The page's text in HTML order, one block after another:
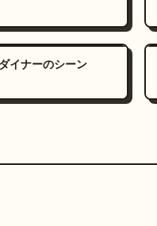
イナーのシーン